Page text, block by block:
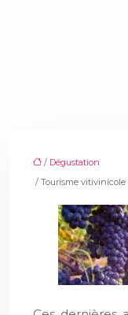
/ Dégustation
/ Tourisme